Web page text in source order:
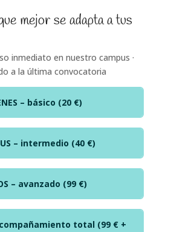
precios:
desde
hasta
99,00 €
mejor se adapta a tus
inmediato en nuestro campus ·
a la última convocatoria
– básico (20 €)
– intermedio (40 €)
– avanzado (99 €)
total (99 € +